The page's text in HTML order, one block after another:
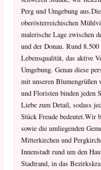
Perg und Umgebung
oberösterreichischen
malerische Lage zwischen
und der Donau. Rund
Lebensqualität, das aktive
Umgebung. Genau diese
mit unseren Blumengrüßen
und Floristen binden jeden
Liebe zum Detail, sodass
Stück Freude bedeutet.Wir
sowie die umliegenden
Mitterkirchen und
Innenstadt rund um den
Stadtrand, in das